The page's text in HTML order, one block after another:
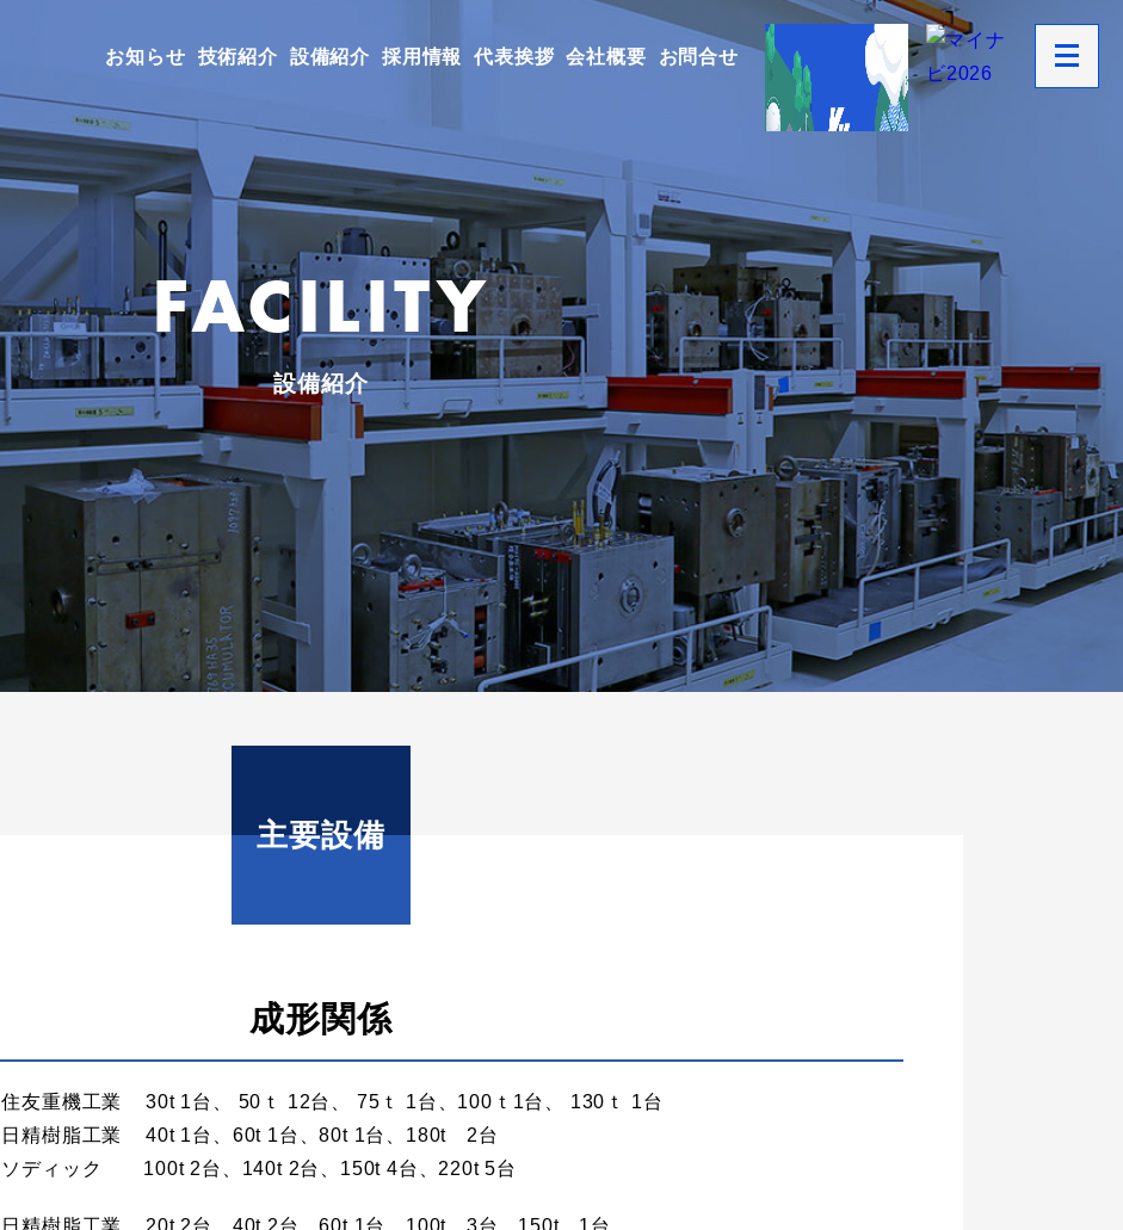
お知らせ 技術紹介 設備紹介 採用情報 代表挨拶 会社概要 お問合せ
FACILITY
設備紹介
主要設備
成形関係
住友重機工業
30t 1台、 50ｔ 12台、 75ｔ 1台、100ｔ1台、 130ｔ 1台
日精樹脂工業
40t 1台、60t 1台、80t 1台、180t 2台
ソディック
100t 2台、140t 2台、150t 4台、220t 5台
日精樹脂工業
20t 2台、40t 2台、60t 1台、100t 3台、150t 1台